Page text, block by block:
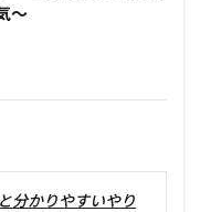
～
分かりやすいやり